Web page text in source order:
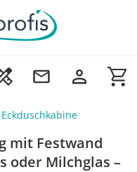
Eckduschkabine
mit Festwand
oder Milchglas –